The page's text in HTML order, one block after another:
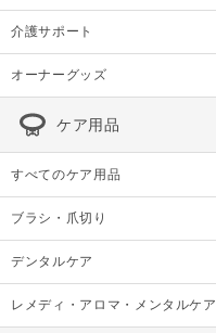
介護サポート
オーナーグッズ
ケア用品
すべてのケア用品
ブラシ・爪切り
デンタルケア
レメディ・アロマ・メンタルケア